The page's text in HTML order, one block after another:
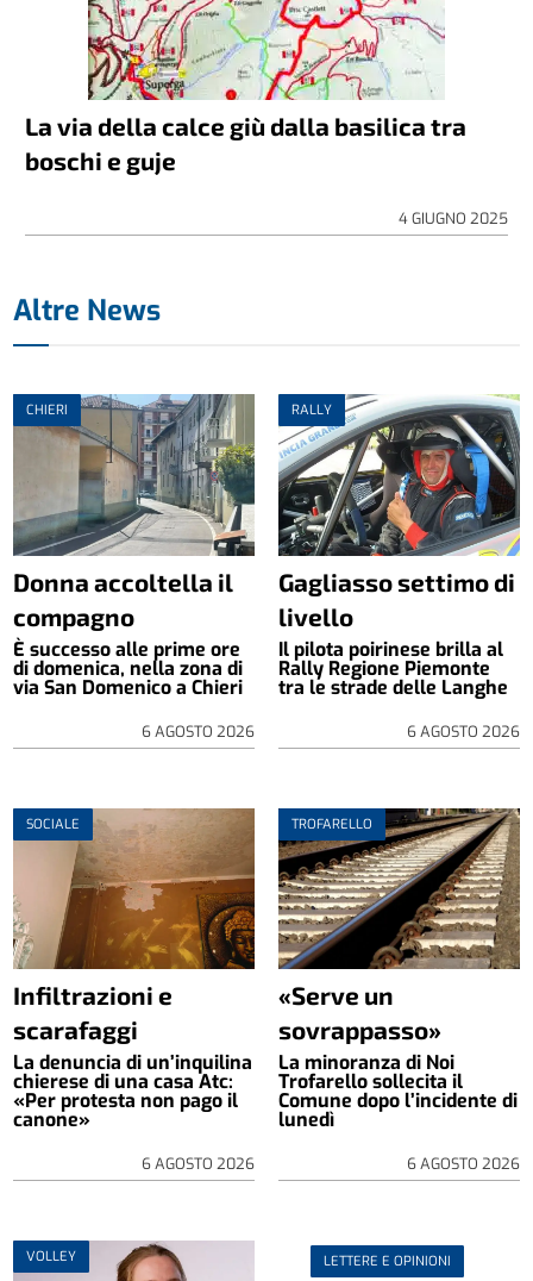
La via della calce giù dalla basilica tra
boschi e guje
4 GIUGNO 2025
Altre News
CHIERI
Donna accoltella il
compagno
È successo alle prime ore
di domenica, nella zona di
via San Domenico a Chieri
6 AGOSTO 2026
RALLY
Gagliasso settimo di
livello
Il pilota poirinese brilla al
Rally Regione Piemonte
tra le strade delle Langhe
6 AGOSTO 2026
SOCIALE
Infiltrazioni e
scarafaggi
La denuncia di un’inquilina
chierese di una casa Atc:
«Per protesta non pago il
canone»
6 AGOSTO 2026
TROFARELLO
«Serve un
sovrappasso»
La minoranza di Noi
Trofarello sollecita il
Comune dopo l’incidente di
lunedì
6 AGOSTO 2026
VOLLEY LETTERE E OPINIONI